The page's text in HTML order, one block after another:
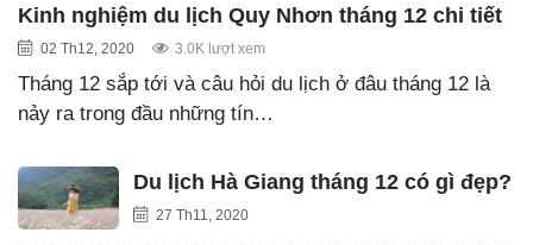
Kinh nghiệm du lịch Quy Nhơn tháng 12 chi tiết
02 Th12, 2020 3.0K lượt xem
Tháng 12 sắp tới và câu hỏi du lịch ở đâu tháng 12 là
nảy ra trong đầu những tín…
Du lịch Hà Giang tháng 12 có gì đẹp?
27 Th11, 2020